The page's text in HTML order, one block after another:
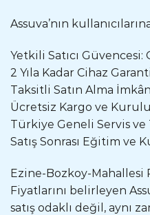
Assuva’nın
Yetkili Satıcı
2 Yıla Kadar Cihaz
Taksitli Satın Alma
Ücretsiz Kargo ve
Türkiye Geneli Servis
Satış Sonrası Eğitim ve
Ezine-Bozkoy-
Fiyatlarını belirleyen
satış odaklı değil, aynı